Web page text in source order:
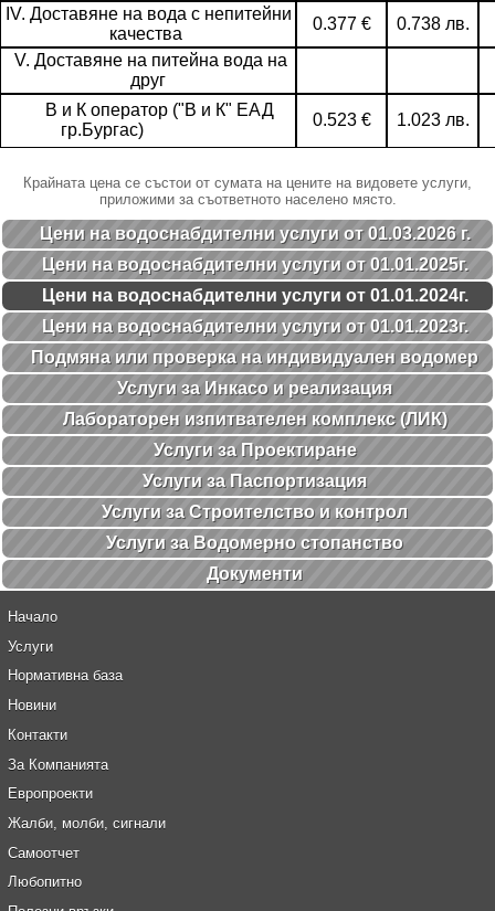
IV. Доставяне на вода с непитейни
качества
0.377 € 0.738 лв.
V. Доставяне на питейна вода на
друг
В и К оператор ("В и К" ЕАД
гр.Бургас)
0.523 € 1.023 лв.
Крайната цена се състои от сумата на цените на видовете услуги,
приложими за съответното населено място.
Цени на водоснабдителни услуги от 01.03.2026 г.
Цени на водоснабдителни услуги от 01.01.2025г.
Цени на водоснабдителни услуги от 01.01.2024г.
Цени на водоснабдителни услуги от 01.01.2023г.
Подмяна или проверка на индивидуален водомер
Услуги за Инкасо и реализация
Лабораторен изпитвателен комплекс (ЛИК)
Услуги за Проектиране
Услуги за Паспортизация
Услуги за Строителство и контрол
Услуги за Водомерно стопанство
Документи
Начало
Услуги
Нормативна база
Новини
Контакти
За Компанията
Европроекти
Жалби, молби, сигнали
Самоотчет
Любопитно